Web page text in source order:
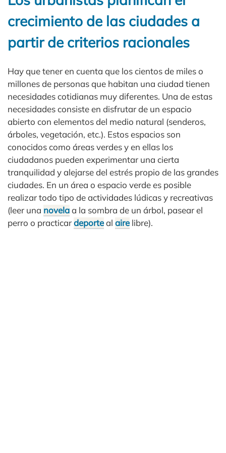
crecimiento de las ciudades a
partir de criterios racionales
Hay que tener en cuenta que los cientos de miles o
millones de personas que habitan una ciudad tienen
necesidades cotidianas muy diferentes. Una de estas
necesidades consiste en disfrutar de un espacio
abierto con elementos del medio natural (senderos,
árboles, vegetación, etc.). Estos espacios son
conocidos como áreas verdes y en ellas los
ciudadanos pueden experimentar una cierta
tranquilidad y alejarse del estrés propio de las grandes
ciudades. En un área o espacio verde es posible
realizar todo tipo de actividades lúdicas y recreativas
(leer una novelaa la sombra de un árbol, pasear el
perro o practicardeporteal airelibre).